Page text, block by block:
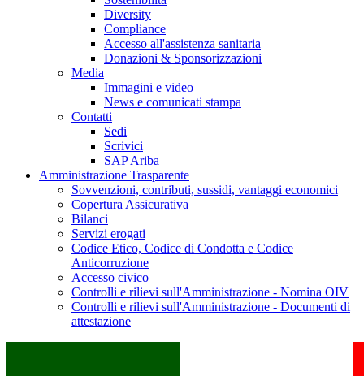
Diversity
Compliance
Accesso all'assistenza sanitaria
Donazioni & Sponsorizzazioni
Media
Immagini e video
News e comunicati stampa
Contatti
Sedi
Scrivici
SAP Ariba
Amministrazione Trasparente
Sovvenzioni, contributi, sussidi, vantaggi economici
Copertura Assicurativa
Bilanci
Servizi erogati
Codice Etico, Codice di Condotta e Codice
Anticorruzione
Accesso civico
Controlli e rilievi sull'Amministrazione - Nomina OIV
Controlli e rilievi sull'Amministrazione - Documenti di
attestazione